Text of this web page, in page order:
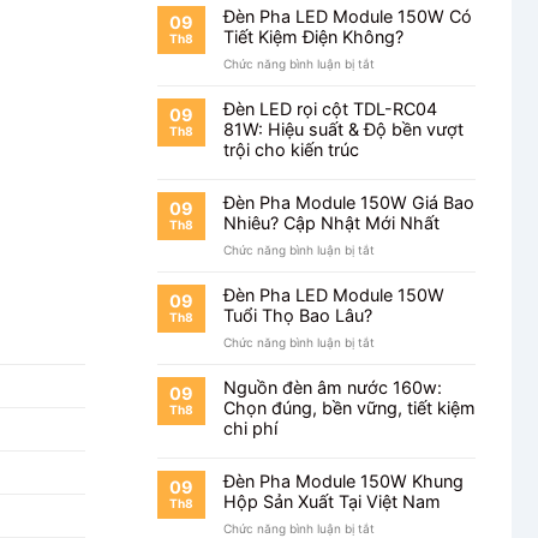
Sáng
Đến
Mức
Pha
Module
150W
Có
Tốt
Không?
09
Th8
Đèn Pha LED Module 150W Có
Tiết Kiệm Điện Không?
Chức năng bình luận bị tắt
Pha
LED
Module
Tiết
Kiệm
09
Th8
Đèn LED rọi cột TDL-RC04
81W: Hiệu suất & Độ bền vượt
trội cho kiến trúc
09
Th8
Đèn Pha Module 150W Giá Bao
Nhiêu? Cập Nhật Mới Nhất
Chức năng bình luận bị tắt
Pha
Module
Nhiêu?
Cập
Nhật
09
Th8
Đèn Pha LED Module 150W
Tuổi Thọ Bao Lâu?
Chức năng bình luận bị tắt
Pha
LED
Module
Thọ
Bao
Lâu?
09
Th8
Nguồn đèn âm nước 160w:
Chọn đúng, bền vững, tiết kiệm
chi phí
09
Th8
Đèn Pha Module 150W Khung
Hộp Sản Xuất Tại Việt Nam
Chức năng bình luận bị tắt